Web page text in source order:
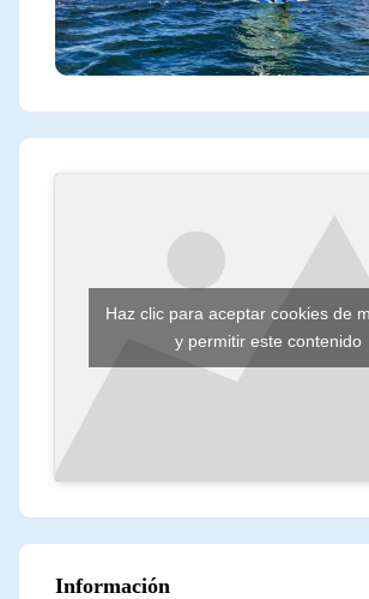
Haz clic para aceptar cookies de
y permitir este contenido
Información